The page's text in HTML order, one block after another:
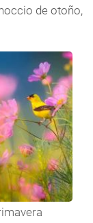
de otoño,